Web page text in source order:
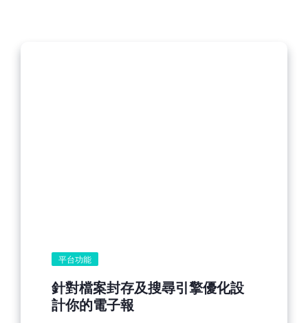
平台功能
針對檔案封存及搜尋引擎優化設
計你的電子報